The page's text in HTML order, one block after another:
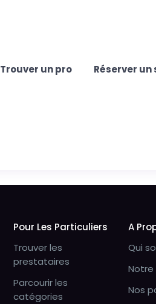
Trouver un pro Réserver un
Pour Les Particuliers
Trouver les
prestataires
Parcourir les
catégories
A
Qui
Notre
Nos